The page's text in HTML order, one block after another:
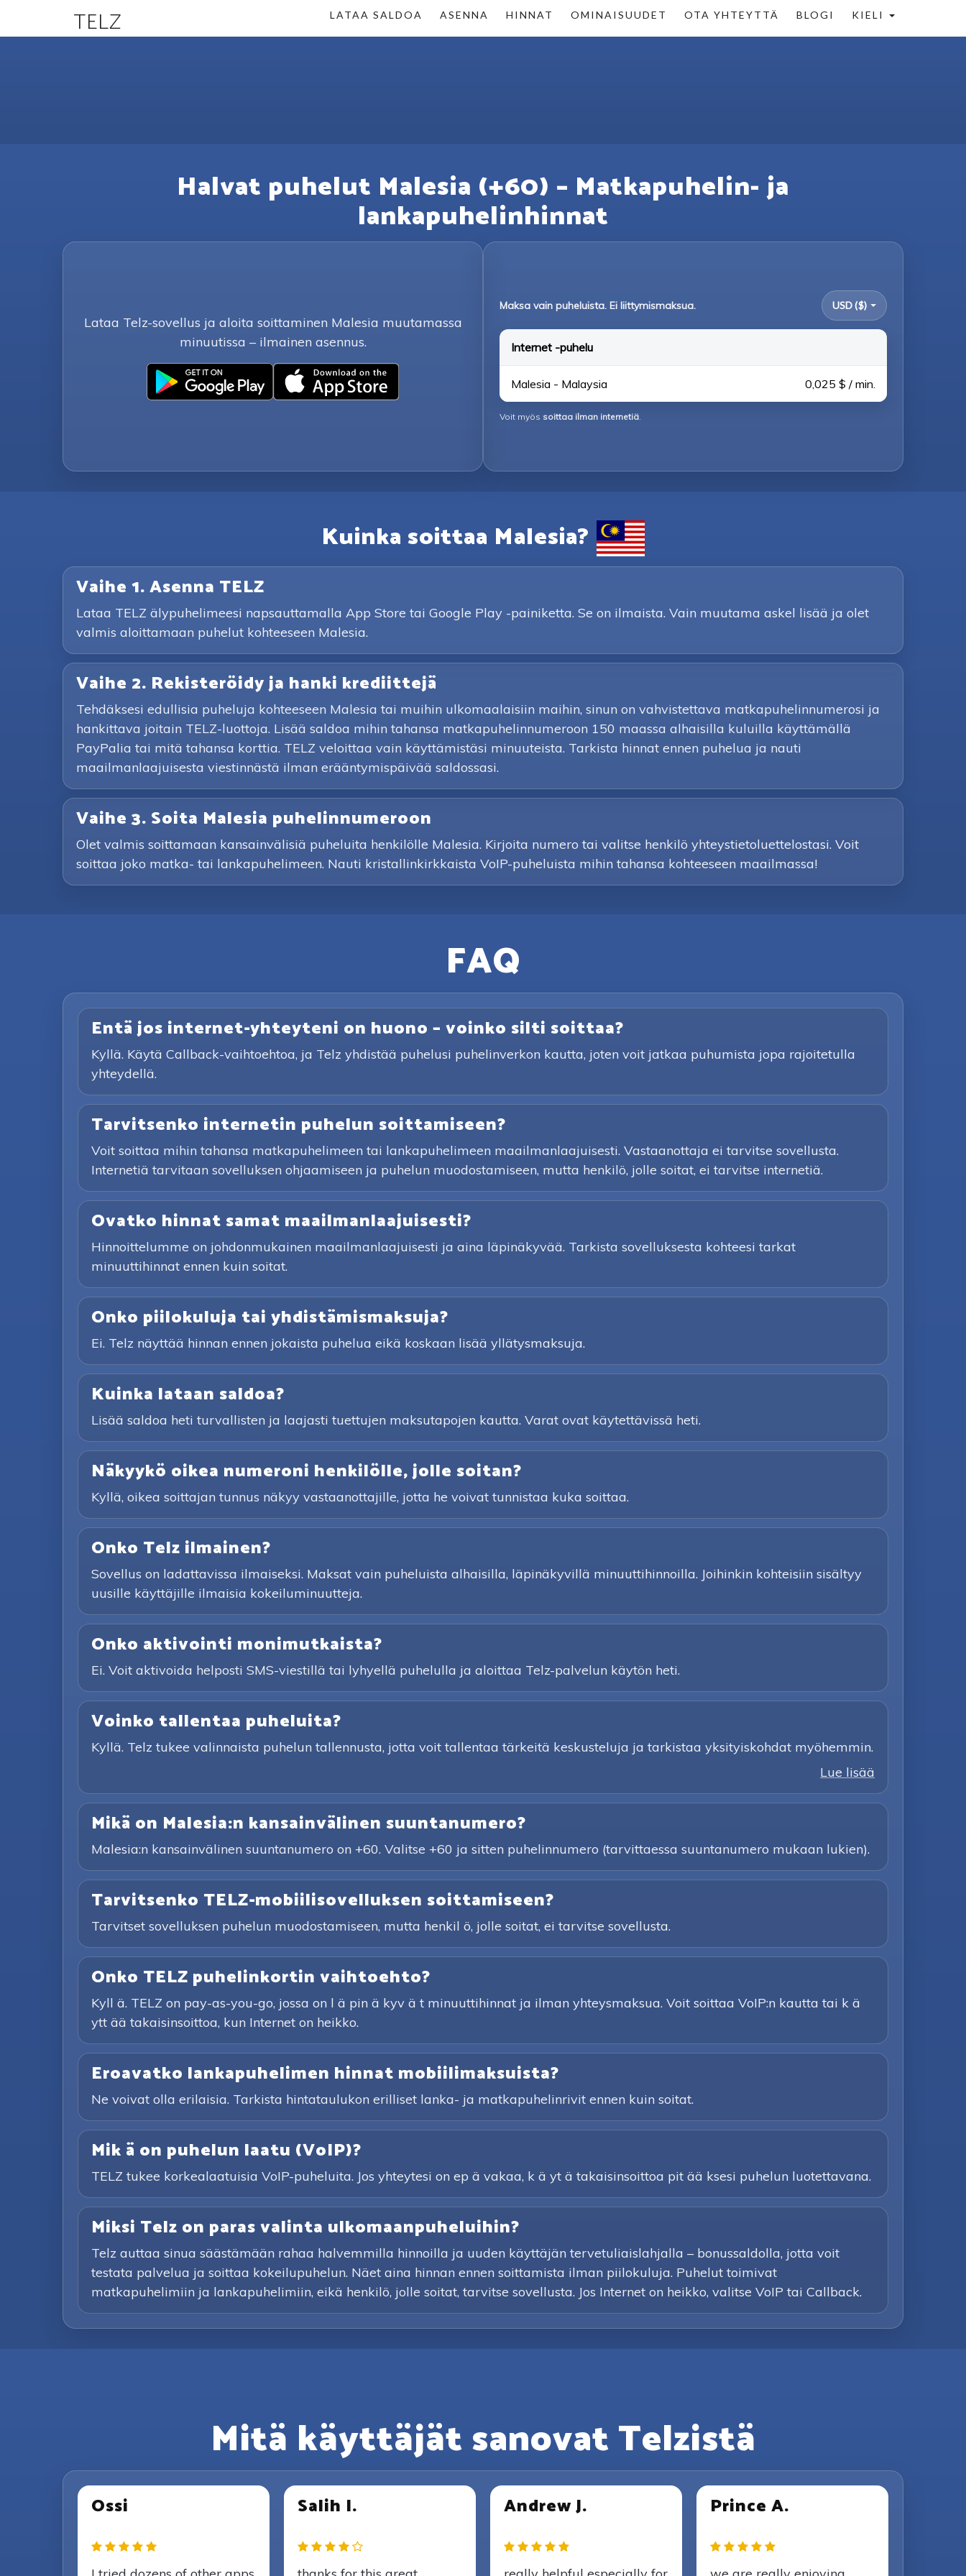
TELZ LATAA SALDOA ASENNA HINNAT OMINAISUUDET OTA YHTEYTTÄ BLOGI KIELI
Halvat puhelut Malesia (+60) – Matkapuhelin- ja
lankapuhelinhinnat
Lataa Telz-sovellus ja aloita soittaminen Malesia muutamassa
minuutissa – ilmainen asennus.
Maksa vain puheluista. Ei liittymismaksua. USD ($)
Internet -puhelu
Malesia - Malaysia 0,025 $ / min.
Voit myös soittaa ilman internetiä
Kuinka soittaa Malesia?
Vaihe 1. Asenna TELZ
Lataa TELZ älypuhelimeesi napsauttamalla App Store tai Google Play -painiketta. Se on ilmaista. Vain muutama askel lisää ja olet
valmis aloittamaan puhelut kohteeseen Malesia.
Vaihe 2. Rekisteröidy ja hanki krediittejä
Tehdäksesi edullisia puheluja kohteeseen Malesia tai muihin ulkomaalaisiin maihin, sinun on vahvistettava matkapuhelinnumerosi ja
hankittava joitain TELZ-luottoja. Lisää saldoa mihin tahansa matkapuhelinnumeroon 150 maassa alhaisilla kuluilla käyttämällä
PayPalia tai mitä tahansa korttia. TELZ veloittaa vain käyttämistäsi minuuteista. Tarkista hinnat ennen puhelua ja nauti
maailmanlaajuisesta viestinnästä ilman erääntymispäivää saldossasi.
Vaihe 3. Soita Malesia puhelinnumeroon
Olet valmis soittamaan kansainvälisiä puheluita henkilölle Malesia. Kirjoita numero tai valitse henkilö yhteystietoluettelostasi. Voit
soittaa joko matka- tai lankapuhelimeen. Nauti kristallinkirkkaista VoIP-puheluista mihin tahansa kohteeseen maailmassa!
FAQ
Entä jos internet-yhteyteni on huono – voinko silti soittaa?
Kyllä. Käytä Callback-vaihtoehtoa, ja Telz yhdistää puhelusi puhelinverkon kautta, joten voit jatkaa puhumista jopa rajoitetulla
yhteydellä.
Tarvitsenko internetin puhelun soittamiseen?
Voit soittaa mihin tahansa matkapuhelimeen tai lankapuhelimeen maailmanlaajuisesti. Vastaanottaja ei tarvitse sovellusta.
Internetiä tarvitaan sovelluksen ohjaamiseen ja puhelun muodostamiseen, mutta henkilö, jolle soitat, ei tarvitse internetiä.
Ovatko hinnat samat maailmanlaajuisesti?
Hinnoittelumme on johdonmukainen maailmanlaajuisesti ja aina läpinäkyvää. Tarkista sovelluksesta kohteesi tarkat
minuuttihinnat ennen kuin soitat.
Onko piilokuluja tai yhdistämismaksuja?
Ei. Telz näyttää hinnan ennen jokaista puhelua eikä koskaan lisää yllätysmaksuja.
Kuinka lataan saldoa?
Lisää saldoa heti turvallisten ja laajasti tuettujen maksutapojen kautta. Varat ovat käytettävissä heti.
Näkyykö oikea numeroni henkilölle, jolle soitan?
Kyllä, oikea soittajan tunnus näkyy vastaanottajille, jotta he voivat tunnistaa kuka soittaa.
Onko Telz ilmainen?
Sovellus on ladattavissa ilmaiseksi. Maksat vain puheluista alhaisilla, läpinäkyvillä minuuttihinnoilla. Joihinkin kohteisiin sisältyy
uusille käyttäjille ilmaisia kokeiluminuutteja.
Onko aktivointi monimutkaista?
Ei. Voit aktivoida helposti SMS-viestillä tai lyhyellä puhelulla ja aloittaa Telz-palvelun käytön heti.
Voinko tallentaa puheluita?
Kyllä. Telz tukee valinnaista puhelun tallennusta, jotta voit tallentaa tärkeitä keskusteluja ja tarkistaa yksityiskohdat myöhemmin.
Lue lisää
Mikä on Malesia:n kansainvälinen suuntanumero?
Malesia:n kansainvälinen suuntanumero on +60. Valitse +60 ja sitten puhelinnumero (tarvittaessa suuntanumero mukaan lukien).
Tarvitsenko TELZ-mobiilisovelluksen soittamiseen?
Tarvitset sovelluksen puhelun muodostamiseen, mutta henkil ö, jolle soitat, ei tarvitse sovellusta.
Onko TELZ puhelinkortin vaihtoehto?
Kyll ä. TELZ on pay-as-you-go, jossa on l ä pin ä kyv ä t minuuttihinnat ja ilman yhteysmaksua. Voit soittaa VoIP:n kautta tai k ä
ytt ää takaisinsoittoa, kun Internet on heikko.
Eroavatko lankapuhelimen hinnat mobiilimaksuista?
Ne voivat olla erilaisia. Tarkista hintataulukon erilliset lanka- ja matkapuhelinrivit ennen kuin soitat.
Mik ä on puhelun laatu (VoIP)?
TELZ tukee korkealaatuisia VoIP-puheluita. Jos yhteytesi on ep ä vakaa, k ä yt ä takaisinsoittoa pit ää ksesi puhelun luotettavana.
Miksi Telz on paras valinta ulkomaanpuheluihin?
Telz auttaa sinua säästämään rahaa halvemmilla hinnoilla ja uuden käyttäjän tervetuliaislahjalla – bonussaldolla, jotta voit
testata palvelua ja soittaa kokeilupuhelun. Näet aina hinnan ennen soittamista ilman piilokuluja. Puhelut toimivat
matkapuhelimiin ja lankapuhelimiin, eikä henkilö, jolle soitat, tarvitse sovellusta. Jos Internet on heikko, valitse VoIP tai Callback.
Mitä käyttäjät sanovat Telzistä
Ossi Salih I. Andrew J. Prince A.